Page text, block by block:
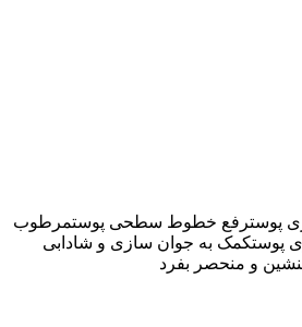
پوسترفع خطوط سطحی پوستمرطوب
پوستکمک به جوان سازی و شادابی
و منحصر بفرد